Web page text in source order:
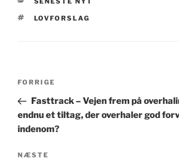
TAGS
LOVFORSLAG
Indlægsnavigation
Forrige
indlæg
FORRIGE
Fasttrack – Vejen frem på
endnu et tiltag, der overhaler god
indenom?
Næste
NÆSTE